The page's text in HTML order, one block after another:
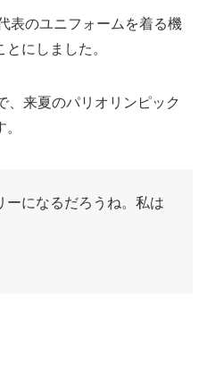
表のユニフォームを着る機
にしました。
、来夏のパリオリンピック
ーになるだろうね。私は